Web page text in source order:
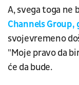
A, svega toga ne
Channels Group,
svojevremeno
"Moje pravo da
će da bude.